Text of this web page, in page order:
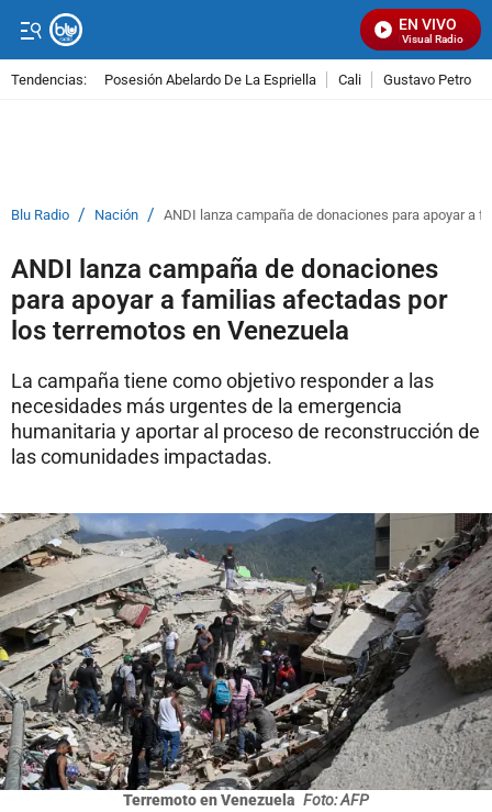
EN VIVO
Señal Visual Radio
Tendencias: Posesión Abelardo De La Espriella Cali Gustavo Petro
Blu Radio / Nación / ANDI lanza campaña de donaciones para apoyar a
ANDI lanza campaña de donaciones
para apoyar a familias afectadas por
los terremotos en Venezuela
La campaña tiene como objetivo responder a las
necesidades más urgentes de la emergencia
humanitaria y aportar al proceso de reconstrucción de
las comunidades impactadas.
Terremoto en Venezuela Foto: AFP